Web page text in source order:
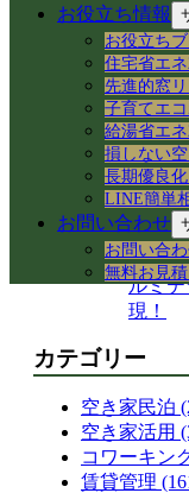
お役立ち情報
お役立ち
住宅省エ
先進的窓
子育てエ
給湯省エ
損しない
長期優良
LINE簡単
お問い合わせ
お問い合
無料お見積
【岐阜
ックス
手順
岐阜県
屋根下
【岐阜
へ！新
岐阜市
民泊・
等の
岐阜県
ルミ
現！
カテゴリー
空き家民泊
空き家活用
コワーキン
賃貸管理